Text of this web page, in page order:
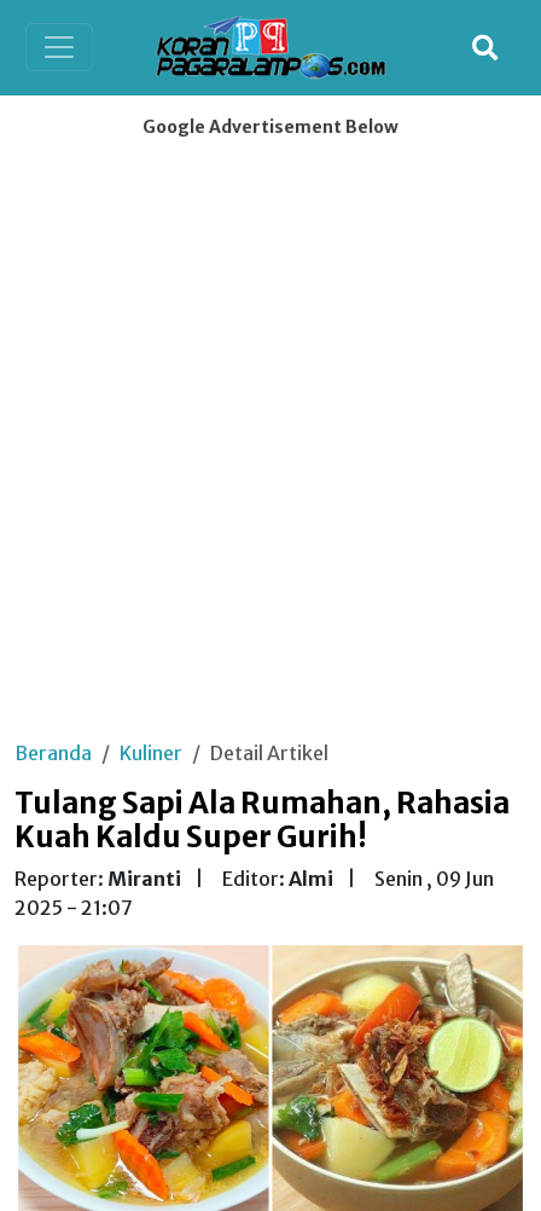
Google Advertisement Below
Beranda Kuliner Detail Artikel
Tulang Sapi Ala Rumahan, Rahasia
Kuah Kaldu Super Gurih!
Reporter: Miranti Editor: Almi
Senin , 09 Jun
2025 - 21:07